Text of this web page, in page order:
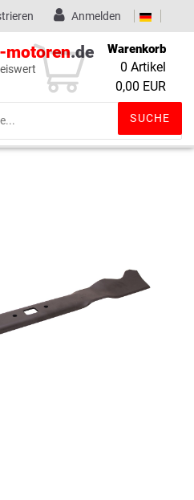
Wunschliste (0)
Anmelden
motoren.de
SUCHE
Warenkorb
0 Artikel
0,00 EUR